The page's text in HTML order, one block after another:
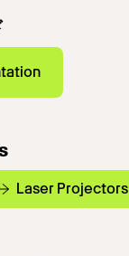
Laser Projectors